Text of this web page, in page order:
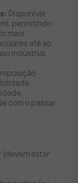
Disponível
permitindo
mais
até ao
industrial.
com o passar
(devem estar